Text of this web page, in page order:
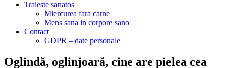
Traieste sanatos
Miercurea fara carne
Mens sana in corpore sano
Contact
GDPR – date personale
Oglindă, oglinjoară, cine are pielea cea